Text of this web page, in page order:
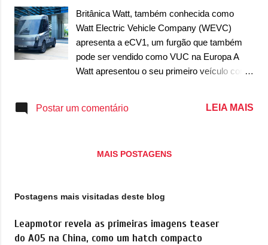
Britânica Watt, também conhecida como
Watt Electric Vehicle Company (WEVC)
apresenta a eCV1, um furgão que também
pode ser vendido como VUC na Europa A
Watt apresentou o seu primeiro veículo com
furgão, VUC, caminhão leve e baú, mas
modelos como Mercedes-Benz Sprinter,
funções. O modelo estreia sendo puramente
moderno, que se destaca por trazer uma
Postar um comentário LEIA MAIS
MAIS POSTAGENS
Postagens mais visitadas deste blog
Leapmotor revela as primeiras imagens teaser
do A05 na China, como um hatch compacto